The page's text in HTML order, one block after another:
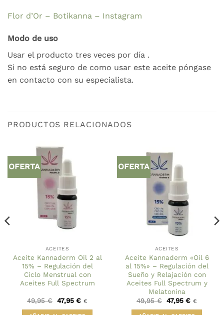
Flor d’Or – Botikanna – Instagram
Modo de uso
Usar el producto tres veces por día .
Si no está seguro de como usar este aceite póngase
en contacto con su especialista.
PRODUCTOS RELACIONADOS
OFERTA
ACEITES
Aceite Kannaderm Oil 2 al
15% – Regulación del
Ciclo Menstrual con
Aceites Full Spectrum
49,95€ El
precio
original
47,95€El
actual
€
OFERTA
ACEITES
Aceite Kannaderm «Oil 6
al 15%» – Regulación del
Sueño y Relajación con
Aceites Full Spectrum y
Melatonina
49,95€ El
precio
original
47,95€El
actual
€